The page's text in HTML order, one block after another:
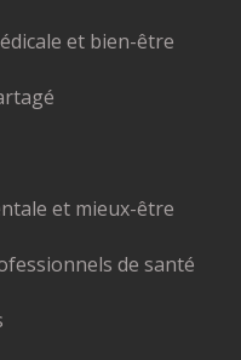
et bien-être
et mieux-être
de santé